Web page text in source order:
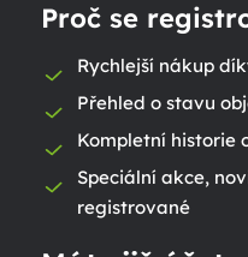
Proč se
Rychlejší nákup
Přehled o stavu
Kompletní historie
Speciální akce,
registrované